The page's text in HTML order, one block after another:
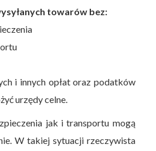
towarów bez:
i innych opłat oraz podatków
urzędy celne.
jak i transportu mogą
W takiej sytuacji rzeczywista